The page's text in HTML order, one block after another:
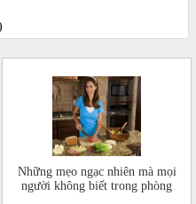
Những mẹo ngạc nhiên mà mọi
người không biết trong phòng